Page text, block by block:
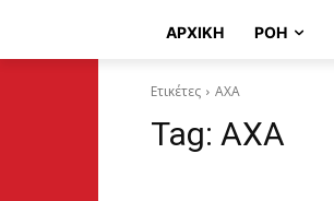
ΑΡΧΙΚΉ ΡΟΗ
Ετικέτες AXA
Tag: AXA